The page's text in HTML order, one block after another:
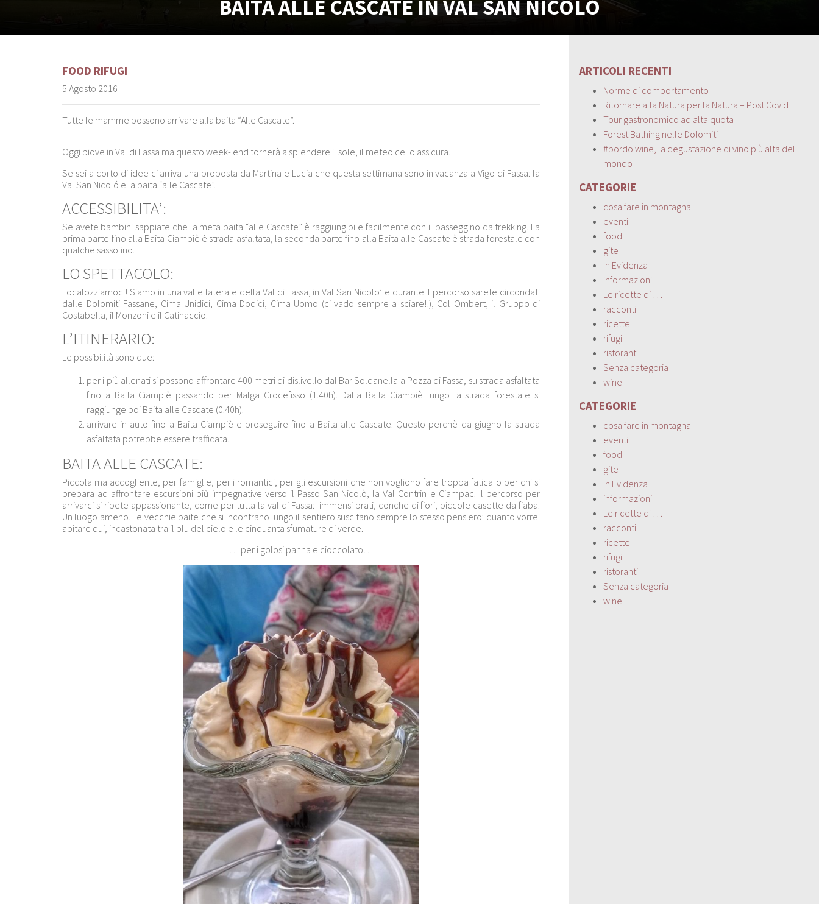
BAITA ALLE CASCATE IN VAL SAN NICOLÓ
FOOD RIFUGI
5 Agosto 2016
Tutte le mamme possono arrivare alla baita “Alle Cascate”.
Oggi piove in Val di Fassa ma questo week- end tornerà a splendere il sole, il meteo ce lo assicura.
Se sei a corto di idee ci arriva una proposta da Martina e Lucia che questa settimana sono in vacanza a Vigo di Fassa: la
Val San Nicoló e la baita “alle Cascate”.
ACCESSIBILITA’:
Se avete bambini sappiate che la meta baita “alle Cascate” è raggiungibile facilmente con il passeggino da trekking. La
prima parte fino alla Baita Ciampiè è strada asfaltata, la seconda parte fino alla Baita alle Cascate è strada forestale con
qualche sassolino.
LO SPETTACOLO:
Localozziamoci! Siamo in una valle laterale della Val di Fassa, in Val San Nicolo’ e durante il percorso sarete circondati
dalle Dolomiti Fassane, Cima Unidici, Cima Dodici, Cima Uomo (ci vado sempre a sciare!!), Col Ombert, il Gruppo di
Costabella, il Monzoni e il Catinaccio.
L’ITINERARIO:
Le possibilità sono due:
per i più allenati si possono affrontare 400 metri di dislivello dal Bar Soldanella a Pozza di Fassa, su strada asfaltata
fino a Baita Ciampiè passando per Malga Crocefisso (1.40h). Dalla Baita Ciampiè lungo la strada forestale si
raggiunge poi Baita alle Cascate (0.40h).
arrivare in auto fino a Baita Ciampiè e proseguire fino a Baita alle Cascate. Questo perchè da giugno la strada
asfaltata potrebbe essere trafficata.
BAITA ALLE CASCATE:
Piccola ma accogliente, per famiglie, per i romantici, per gli escursioni che non vogliono fare troppa fatica o per chi si
prepara ad affrontare escursioni più impegnative verso il Passo San Nicolò, la Val Contrin e Ciampac. Il percorso per
arrivarci si ripete appassionante, come per tutta la val di Fassa: immensi prati, conche di fiori, piccole casette da fiaba.
Un luogo ameno. Le vecchie baite che si incontrano lungo il sentiero suscitano sempre lo stesso pensiero: quanto vorrei
abitare qui, incastonata tra il blu del cielo e le cinquanta sfumature di verde.
… per i golosi panna e cioccolato…
ARTICOLI RECENTI
Norme di comportamento
Ritornare alla Natura per la Natura – Post Covid
Tour gastronomico ad alta quota
Forest Bathing nelle Dolomiti
#pordoiwine, la degustazione di vino più alta del
mondo
CATEGORIE
cosa fare in montagna
eventi
food
gite
In Evidenza
informazioni
Le ricette di …
racconti
ricette
rifugi
ristoranti
Senza categoria
wine
CATEGORIE
cosa fare in montagna
eventi
food
gite
In Evidenza
informazioni
Le ricette di …
racconti
ricette
rifugi
ristoranti
Senza categoria
wine